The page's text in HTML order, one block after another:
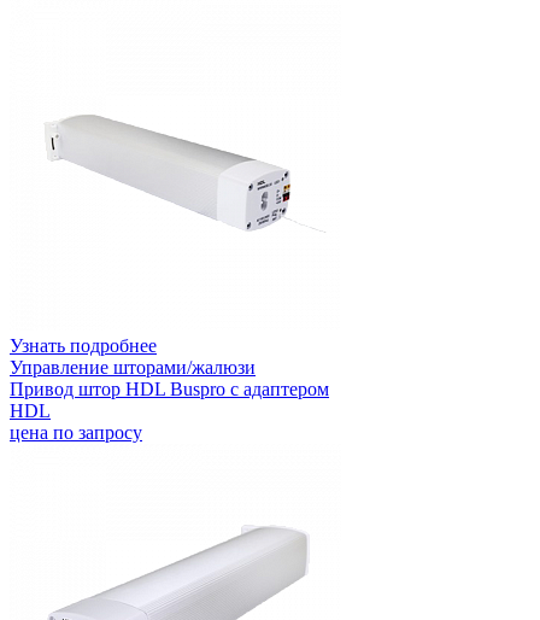
Узнать подробнее
Управление шторами/жалюзи
Привод штор HDL Buspro с адаптером
HDL
цена по запросу